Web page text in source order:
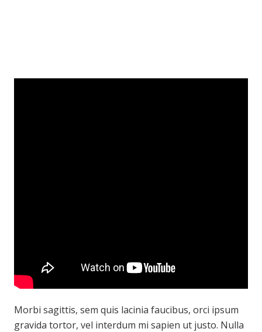
Morbi sagittis, sem quis lacinia faucibus, orci ipsum
gravida tortor, vel interdum mi sapien ut justo. Nulla